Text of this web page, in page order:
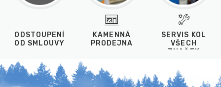
ODSTOUPENÍ
OD SMLOUVY
KAMENNÁ
PRODEJNA
SERVIS KOL
VŠECH
ZNAČEK